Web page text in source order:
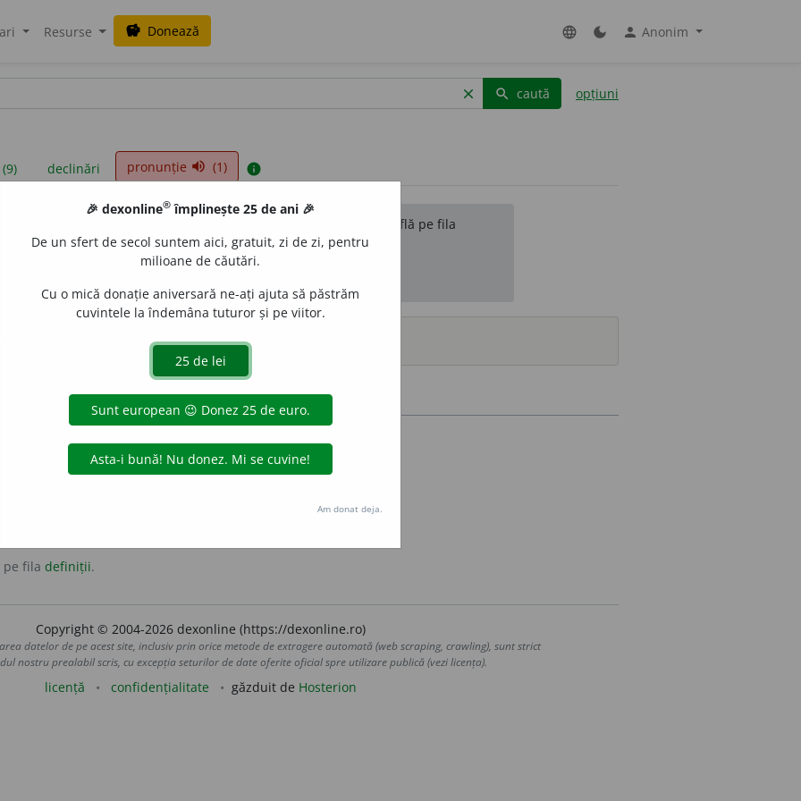
Resurse savings Donează language dark_mode person Anonim
clear search caută opțiuni
declinări pronunție volume_up (1) info
sunt compilate de echipa dexonline. Definițiile originale se află pe fila
reordona filele pe pagina depreferințe.
surse
Elveția).
confrerie
pe fila definiții.
Copyright © 2004-2026 dexonline (https://dexonline.ro)
datelor de pe acest site, inclusiv prin orice metode de extragere automată (web scraping, crawling), sunt strict
nostru prealabil scris, cu excepția seturilor de date oferite oficial spre utilizare publică (vezi licența).
licență confidențialitate găzduit de Hosterion
🎉 dexonline® împlinește 25 de ani 🎉
De un sfert de secol suntem aici, gratuit, zi de zi, pentru
milioane de căutări.
Cu o mică donație aniversară ne-ați ajuta să păstrăm
cuvintele la îndemâna tuturor și pe viitor.
Am donat deja.